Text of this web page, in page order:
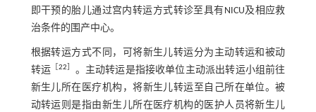
即干预的胎儿通过宫内转运方式转诊至具有NICU及相应救
治条件的围产中心。
根据转运方式不同，可将新生儿转运分为主动转运和被动
转运［22
。主动转运是指接收单位主动派出转运小组前往
新生儿所在医疗机构，将新生儿转运至自己所在单位。被
动转运则是指由新生儿所在医疗机构的医护人员将新生儿